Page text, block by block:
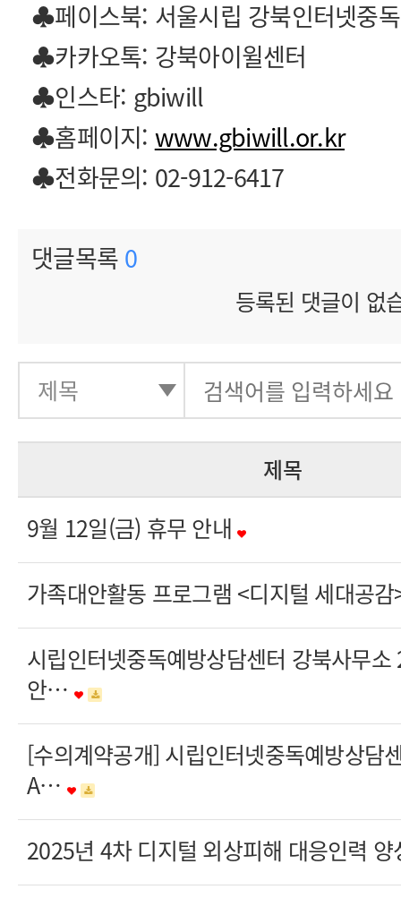
♣페이스북: 서울시립 강북인터넷중
♣카카오톡: 강북아이윌센터
♣인스타: gbiwill
♣홈페이지: www.gbiwill.or.kr
♣전화문의: 02-912-6417
댓글목록 0
등록된 댓글이 없
제목
9월 12일(금) 휴무 안내
가족대안활동 프로그램 <디지털 세대공
시립인터넷중독예방상담센터 강북사무
안…
[수의계약공개] 시립인터넷중독예방상담
A…
2025년 4차 디지털 외상피해 대응인력